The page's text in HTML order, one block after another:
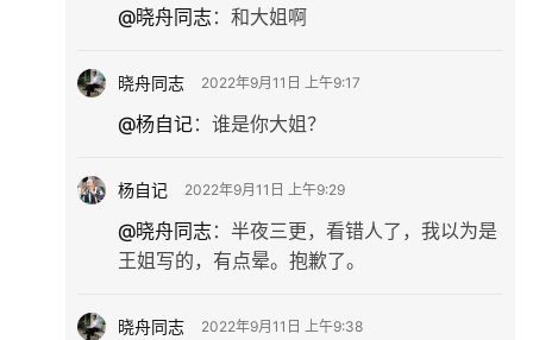
@晓舟同志： 和大姐啊
晓舟同志 2022年9月11日 上午9:17
@杨自记： 谁是你大姐？
杨自记 2022年9月11日 上午9:29
@晓舟同志： 半夜三更，看错人了，我以为是
王姐写的，有点晕。抱歉了。
晓舟同志 2022年9月11日 上午9:38